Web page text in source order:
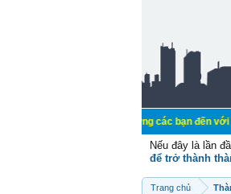
Chào mừng các bạn đến với Diễn đàn
Nếu đây là lần
để trở thành
Trang chủ